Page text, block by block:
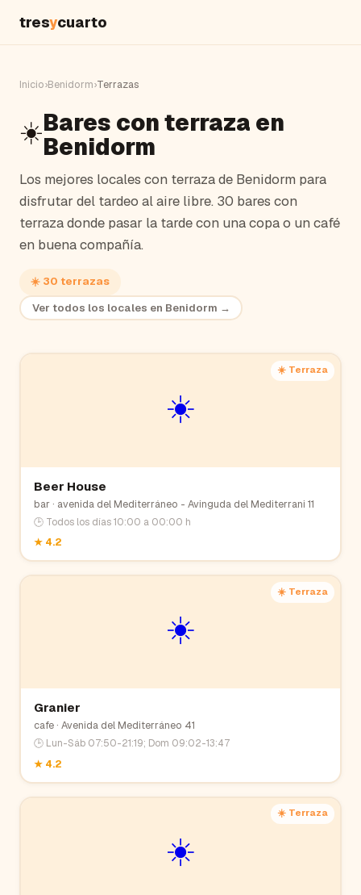
tresycuarto
Inicio›Benidorm›Terrazas
☀️Bares con terraza en
Benidorm
Los mejores locales con terraza de Benidorm para
disfrutar del tardeo al aire libre. 30 bares con
terraza donde pasar la tarde con una copa o un café
en buena compañía.
☀️ 30 terrazas
Ver todos los locales en Benidorm →
☀️
☀️ Terraza
Beer House
bar· avenida del Mediterráneo - Avinguda del Mediterrani 11
🕒 Todos los días 10:00 a 00:00 h
★ 4.2
☀️
☀️ Terraza
Granier
cafe· Avenida del Mediterráneo 41
🕒 Lun-Sáb 07:50-21:19; Dom 09:02-13:47
★ 4.2
☀️
☀️ Terraza